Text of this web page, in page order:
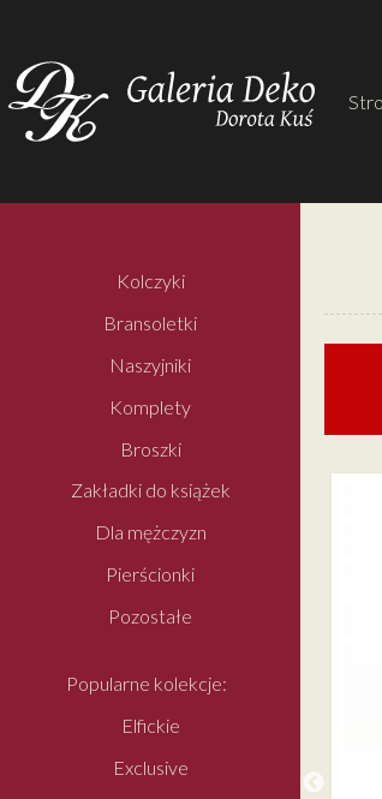
Kolczyki
Bransoletki
Naszyjniki
Komplety
Broszki
Zakładki do książek
Dla mężczyzn
Pierścionki
Pozostałe
Popularne kolekcje:
Elfickie
Exclusive